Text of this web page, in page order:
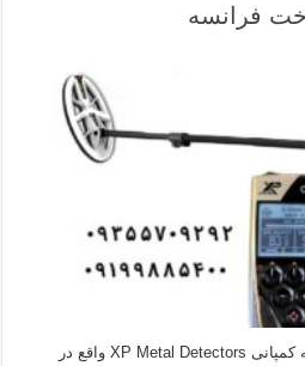
فلزیاب XP ORX ساخت فرانسه کمپانی XP Metal Detectors واقع در